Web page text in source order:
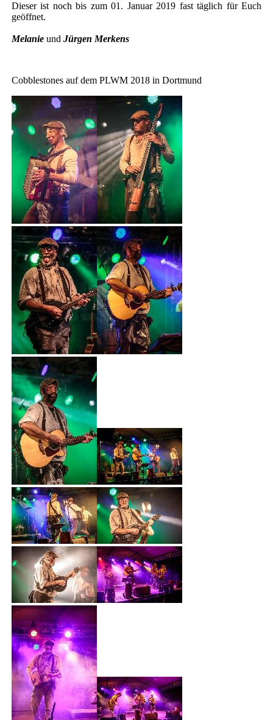
Dieser ist noch bis zum 01. Januar 2019 fast täglich für Euch
geöffnet.
Melanie und Jürgen Merkens
Cobblestones auf dem PLWM 2018 in Dortmund